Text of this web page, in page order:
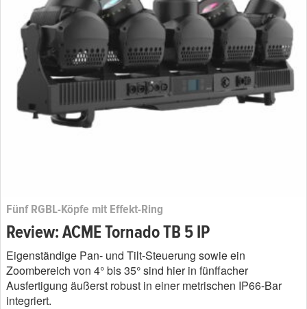
Fünf RGBL-Köpfe mit Effekt-Ring
Review: ACME Tornado TB 5 IP
Eigenständige Pan- und Tilt-Steuerung sowie ein
Zoombereich von 4° bis 35° sind hier in fünffacher
Ausfertigung äußerst robust in einer metrischen IP66-Bar
integriert.